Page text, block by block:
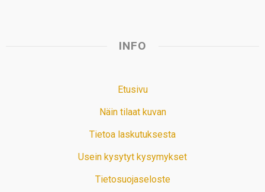
INFO
Etusivu
Näin tilaat kuvan
Tietoa laskutuksesta
Usein kysytyt kysymykset
Tietosuojaseloste